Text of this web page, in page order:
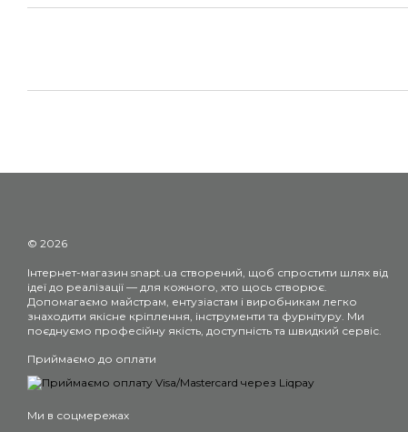
© 2026
Інтернет-магазин snapt.ua створений, щоб спростити шлях від
ідеї до реалізації — для кожного, хто щось створює.
Допомагаємо майстрам, ентузіастам і виробникам легко
знаходити якісне кріплення, інструменти та фурнітуру. Ми
поєднуємо професійну якість, доступність та швидкий сервіс.
Приймаємо до оплати
Ми в соцмережах